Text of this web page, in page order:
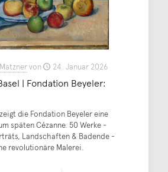
von 24. Januar 2026
| Fondation Beyeler:
die Fondation Beyeler eine
späten Cézanne. 50 Werke -
Landschaften & Badende -
revolutionäre Malerei.